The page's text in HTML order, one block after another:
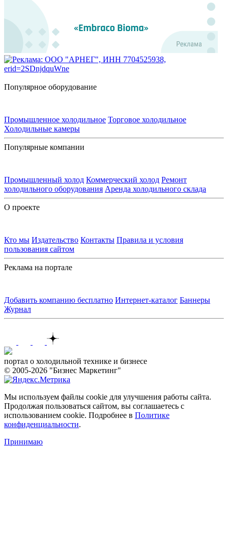
Популярное оборудование
Промышленное холодильное Торговое холодильное
Холодильные камеры
Популярные компании
Промышленный холод Коммерческий холод Ремонт
холодильного оборудования Аренда холодильного склада
О проекте
Кто мы Издательство Контакты Правила и условия
пользования сайтом
Реклама на портале
Добавить компанию бесплатно Интернет-каталог Баннеры
Журнал
портал о холодильной технике и бизнесе
© 2005-2026 "Бизнес Маркетинг"
Мы используем файлы cookie для улучшения работы сайта.
Продолжая пользоваться сайтом, вы соглашаетесь с
использованием cookie. Подробнее в Политике
конфиденциальности.
Принимаю